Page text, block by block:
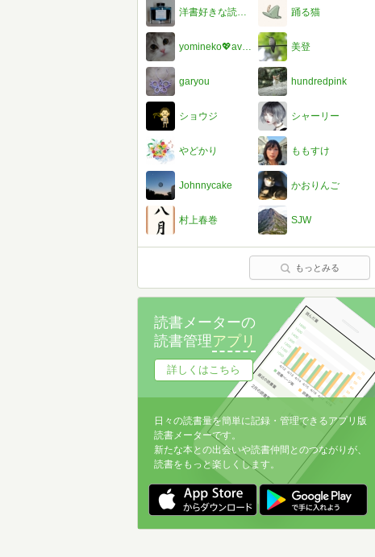
洋書好きな読書モンガー 踊る猫
yomineko💖avec ヴィタリにゃん💗 美登
garyou hundredpink
ショウジ シャーリー
やどかり ももすけ
Johnnycake かおりんご
村上春巻 SJW
もっとみる
読書メーターの
読書管理アプリ
詳しくはこちら
日々の読書量を簡単に記録・管理できるアプリ版
読書メーターです。
新たな本との出会いや読書仲間とのつながりが、
読書をもっと楽しくします。